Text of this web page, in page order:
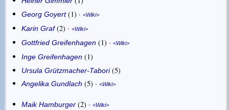
Georg Goyert 1 · Wiki
Karin Graf 2 · Wiki
Gottfried Greifenhagen 1 · Wiki
Inge Greifenhagen 1
Ursula Grützmacher-Tabori 5
Angelika Gundlach 5 · Wiki
Maik Hamburger 2 · Wiki